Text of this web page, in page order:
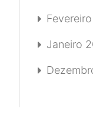
Janeiro